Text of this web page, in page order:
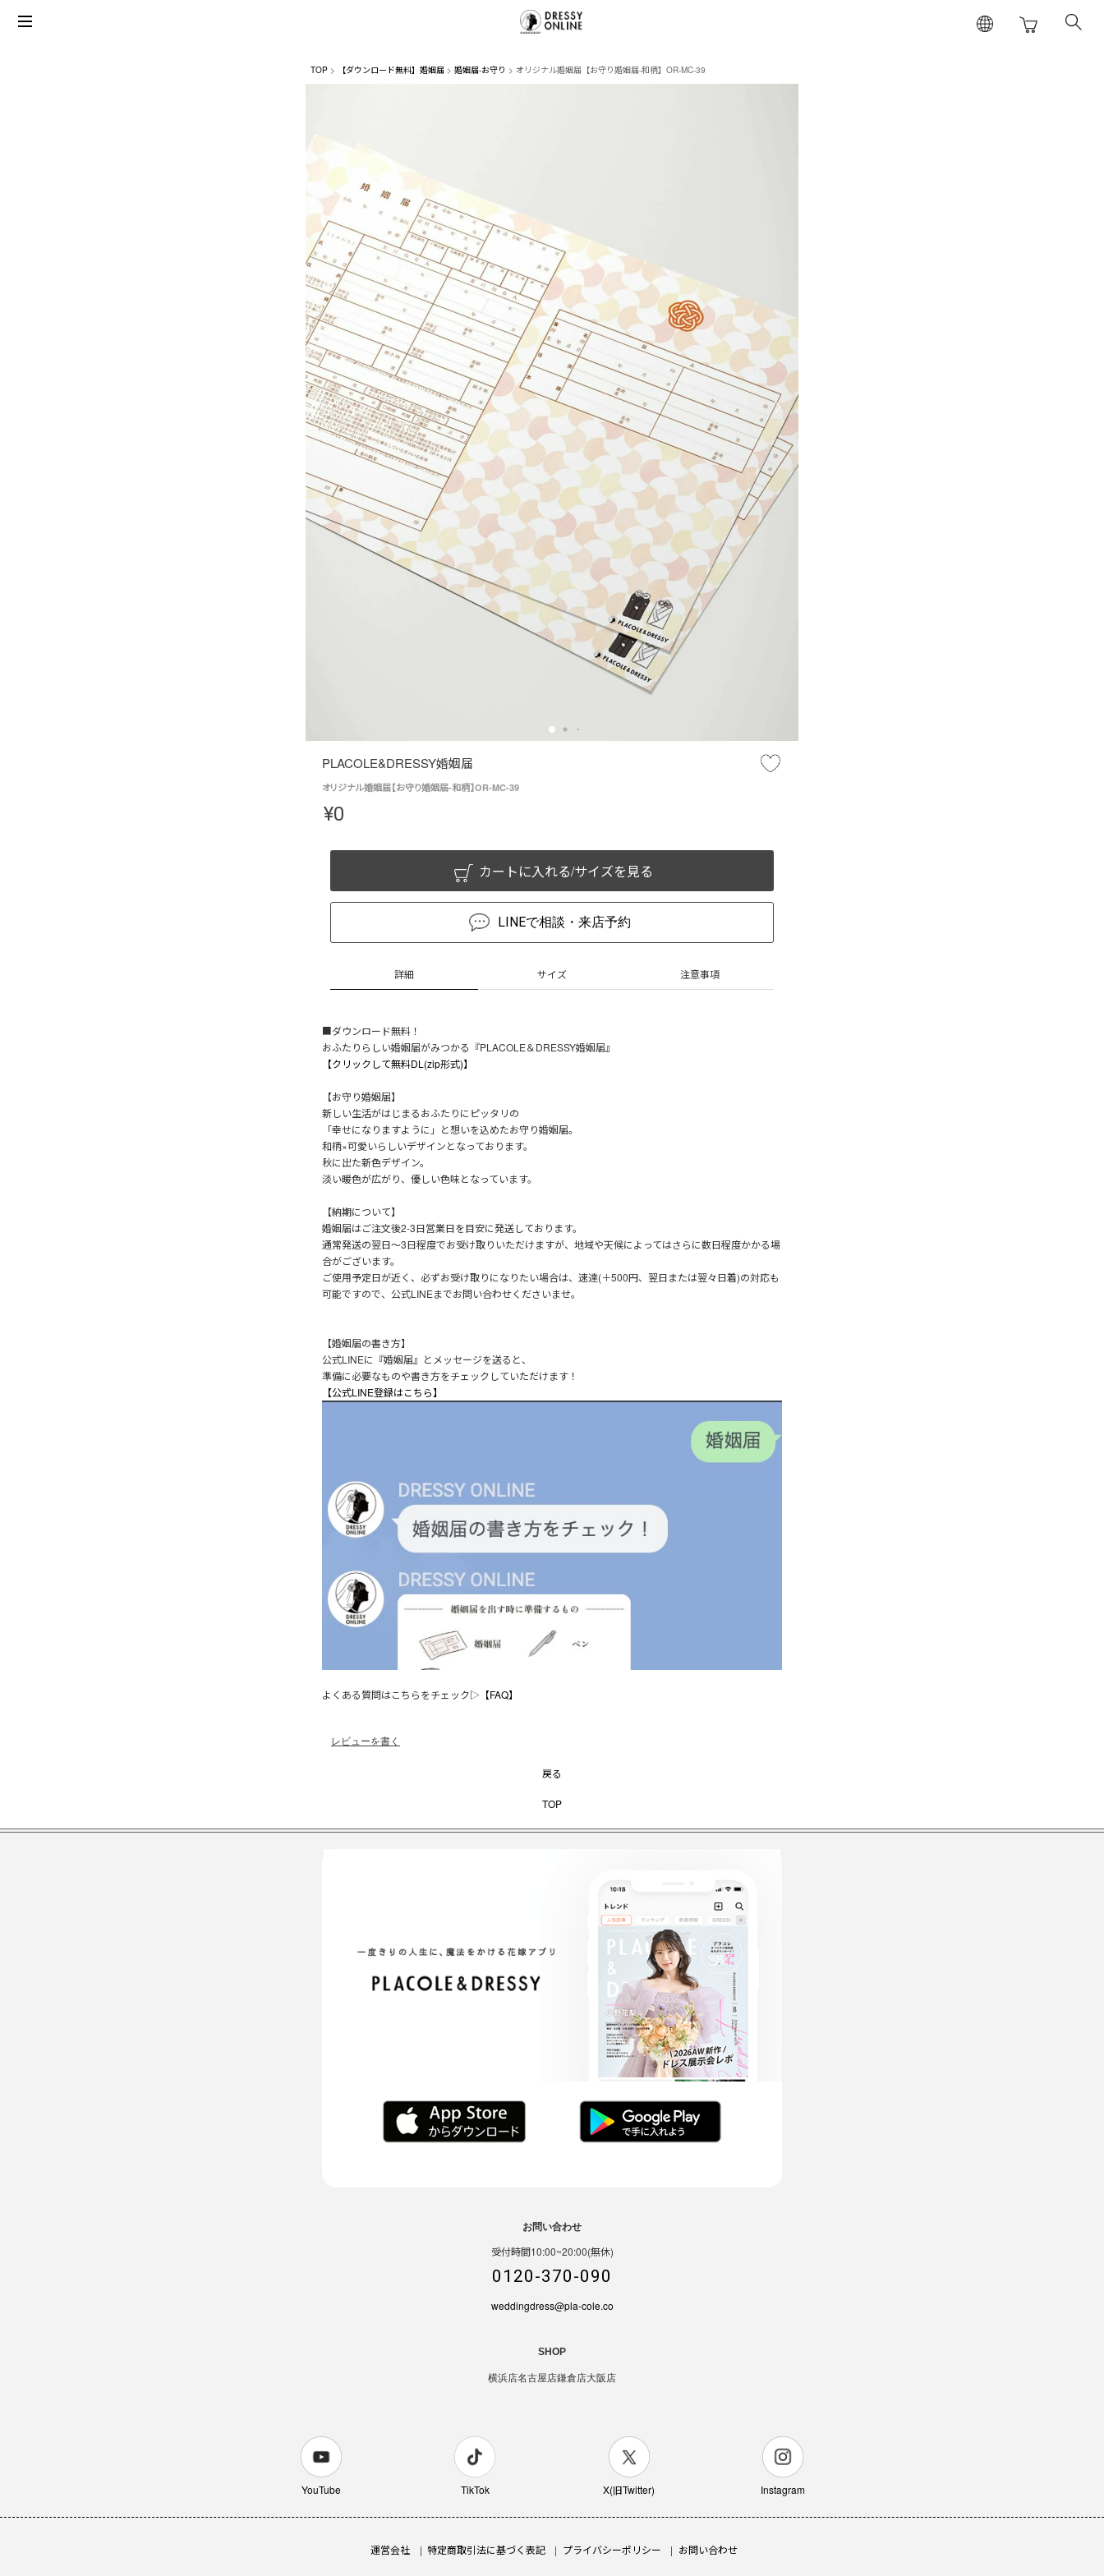
TOP 【ダウンロード無料】婚姻届 婚姻届-お守り オリジナル婚姻届【お守り婚姻届-和柄】OR-MC-39
PLACOLE&DRESSY婚姻届
オリジナル婚姻届【お守り婚姻届-和柄】OR-MC-39
¥0
カートに入れる/サイズを見る
LINEで相談・来店予約
詳細 サイズ 注意事項
■ダウンロード無料！
おふたりらしい婚姻届がみつかる『PLACOLE＆DRESSY婚姻届』
【クリックして無料DL(zip形式)】
【お守り婚姻届】
新しい生活がはじまるおふたりにピッタリの
「幸せになりますように」と想いを込めたお守り婚姻届。
和柄×可愛いらしいデザインとなっております。
秋に出た新色デザイン。
淡い暖色が広がり、優しい色味となっています。
【納期について】
婚姻届はご注文後2-3日営業日を目安に発送しております。
通常発送の翌日～3日程度でお受け取りいただけますが、地域や天候によってはさらに数日程度かかる場
合がございます。
ご使用予定日が近く、必ずお受け取りになりたい場合は、速達(＋500円、翌日または翌々日着)の対応も
可能ですので、公式LINEまでお問い合わせくださいませ。
【婚姻届の書き方】
公式LINEに『婚姻届』とメッセージを送ると、
準備に必要なものや書き方をチェックしていただけます！
【公式LINE登録はこちら】
よくある質問はこちらをチェック▷ 【FAQ】
レビューを書く
戻る
TOP
お問い合わせ
受付時間10:00~20:00(無休)
0120-370-090
weddingdress@pla-cole.co
SHOP
横浜店名古屋店鎌倉店大阪店
YouTube TikTok X(旧Twitter) Instagram
運営会社 特定商取引法に基づく表記 プライバシーポリシー お問い合わせ